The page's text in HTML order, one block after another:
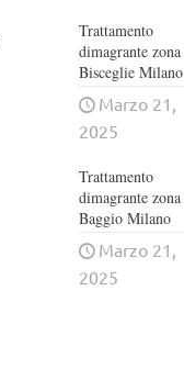
Trattamento
dimagrante zona
Bisceglie Milano
Marzo 21,
2025
Trattamento
dimagrante zona
Baggio Milano
Marzo 21,
2025